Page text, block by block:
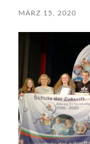
MÄRZ 15, 2020